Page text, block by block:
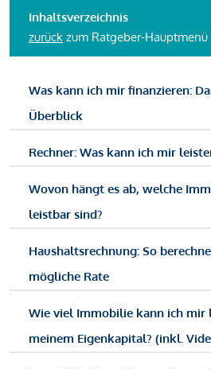
Inhaltsverzeichnis
zurück zum Ratgeber-Hauptmenü
Was kann ich mir finanzieren:
Überblick
Rechner: Was kann ich mir
Wovon hängt es ab, welche
leistbar sind?
Haushaltsrechnung: So
mögliche Rate
Wie viel Immobilie kann ich mir
meinem Eigenkapital? (inkl.